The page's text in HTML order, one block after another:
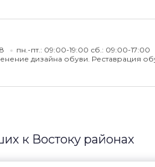
пн.-пт.: 09:00-19:00 сб.: 09:00-17:00
дизайна обуви. Реставрация
к Востоку районах